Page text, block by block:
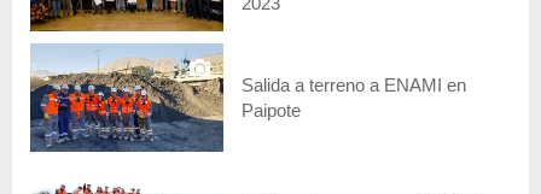
Salida a terreno a ENAMI en
Paipote